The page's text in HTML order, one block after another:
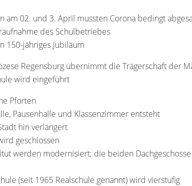
am 02. und 3. April mussten Corona bedingt
des Schulbetriebes
150-jähriges Jubiläum
Regensburg übernimmt die Trägerschaft der
wird eingeführt
Pforten
Pausenhalle und Klassenzimmer entsteht
hin verlängert
geschlossen
werden modernisiert; die beiden
(seit 1965 Realschule genannt) wird vierstufig